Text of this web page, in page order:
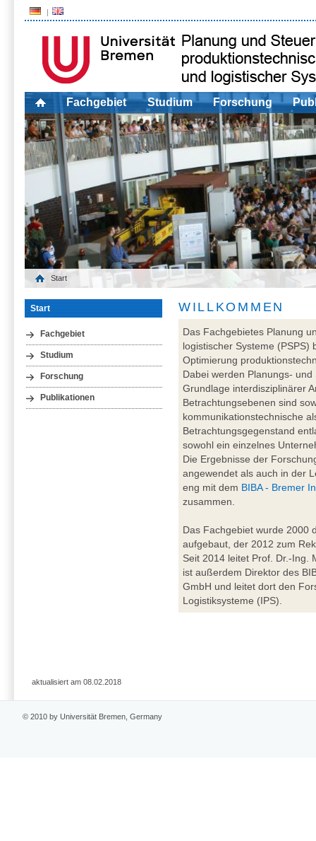
Fachgebiet Studium Forschung
Start
Start
Fachgebiet
Studium
Forschung
Publikationen
WILLKOMMEN
Das Fachgebietes Planung
logistischer Systeme (PSPS)
Optimierung
Dabei werden Planungs-
Grundlage interdisziplinärer
Betrachtungsebenen sind
kommunikationstechnische
Betrachtungsgegenstand
sowohl ein einzelnes
Die Ergebnisse der
angewendet als auch in der
eng mit dem BIBA - Bremer
zusammen.
Das Fachgebiet wurde 2000
aufgebaut, der 2012 zum
Seit 2014 leitet Prof. Dr.-Ing.
ist außerdem Direktor des
GmbH und leitet dort den
Logistiksysteme (IPS).
aktualisiert am 08.02.2018
© 2010 by Universität Bremen, Germany